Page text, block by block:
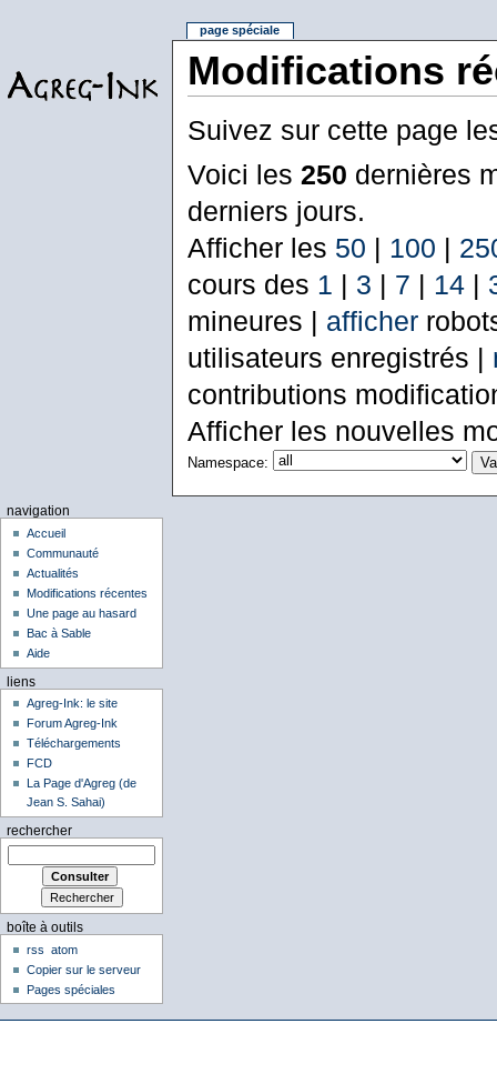
Modifications
Suivez sur cette page
Voici les 250 dernières
derniers jours.
Afficher les 50 | 100 |
cours des 1 | 3 | 7 | 14|
mineures | afficher
utilisateurs enregistrés |
contributions
Afficher les nouvelles
Namespace:
page spéciale
navigation
Accueil
Communauté
Actualités
Modifications récentes
Une page au hasard
Bac à Sable
Aide
liens
Agreg-Ink: le site
Forum Agreg-Ink
Téléchargements
FCD
La Page d'Agreg (de
Jean S. Sahai)
rechercher
boîte à outils
rss
atom
Copier sur le serveur
Pages spéciales